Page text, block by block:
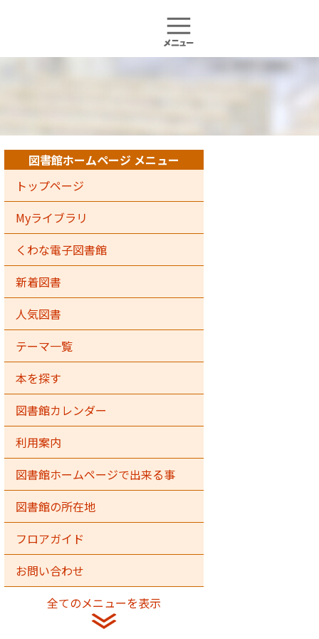
図書館ホームページ メニュー
トップページ
Myライブラリ
くわな電子図書館
新着図書
人気図書
テーマ一覧
本を探す
図書館カレンダー
利用案内
図書館ホームページで出来る事
図書館の所在地
フロアガイド
お問い合わせ
全てのメニューを表示